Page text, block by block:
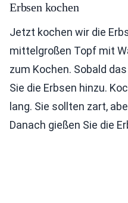
Erbsen kochen
Jetzt kochen wir die
mittelgroßen Topf mit
zum Kochen. Sobald
Sie die Erbsen hinzu.
lang. Sie sollten zart,
Danach gießen Sie die